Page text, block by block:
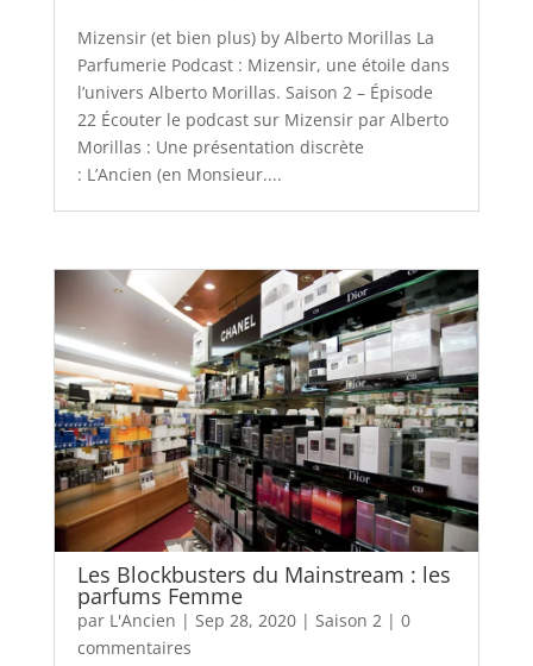
Mizensir (et bien plus) by Alberto Morillas La
Parfumerie Podcast : Mizensir, une étoile dans
l’univers Alberto Morillas. Saison 2 – Épisode
22 Écouter le podcast sur Mizensir par Alberto
Morillas : Une présentation discrète
: L’Ancien (en Monsieur....
Les Blockbusters du Mainstream : les
parfums Femme
par L'Ancien | Sep 28, 2020| Saison 2| 0
commentaires